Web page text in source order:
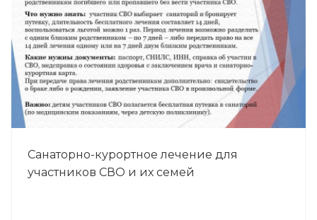
Санаторно-курортное лечение для
участников СВО и их семей